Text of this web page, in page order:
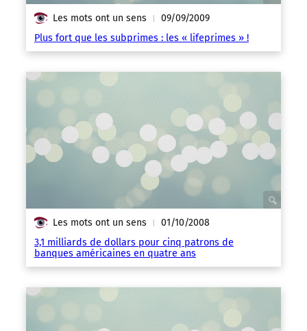
Les mots ont un sens | 09/09/2009
Plus fort que les subprimes : les « lifeprimes » !
Les mots ont un sens | 01/10/2008
3,1 milliards de dollars pour cinq patrons de
banques américaines en quatre ans